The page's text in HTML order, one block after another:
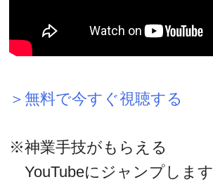
＞無料で今すぐ視聴する
※神業手技がもらえる
YouTubeにジャンプします